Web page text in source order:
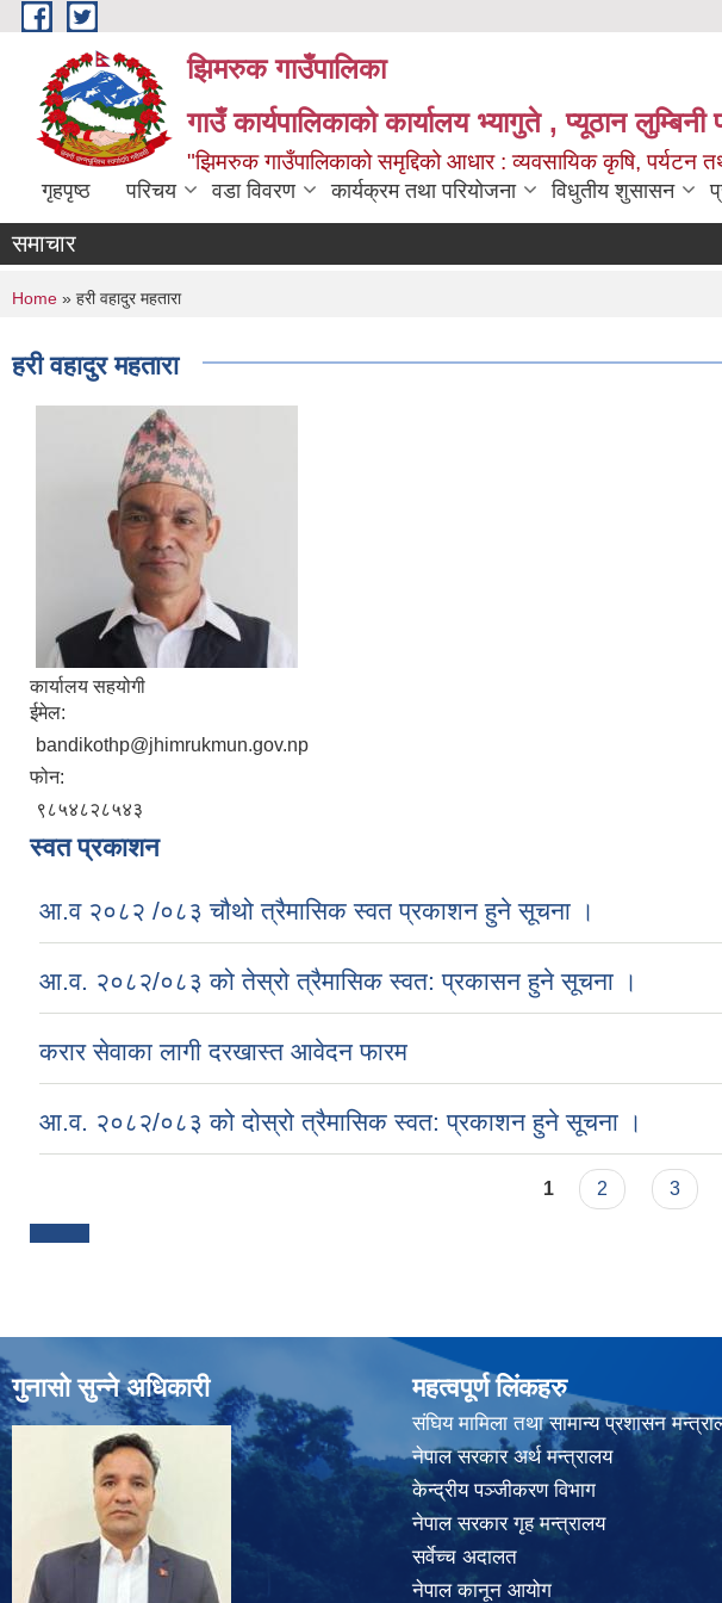
Skip to main content
झिमरुक गाउँपालिका
गाउँ कार्यपालिकाको कार्यालय भ्यागुते , प्यूठान
"झिमरुक गाउँपालिकाको समृद्दिको आधार : व्यवसायिक कृषि, पर्यटन
गृहपृष्ठ परिचय वडा विवरण कार्यक्रम तथा परियोजना विधुतीय शुसासन
समाचार
You are here
Home » हरी वहादुर महतारा
हरी वहादुर महतारा
कार्यालय सहयोगी
ईमेल:
bandikothp@jhimrukmun.gov.np
फोन:
९८५४८२८५४३
स्वत प्रकाशन
आ.व २०८२ /०८३ चौथो त्रैमासिक स्वत प्रकाशन हुने सूचना ।
आ.व. २०८२/०८३ को तेस्रो त्रैमासिक स्वत: प्रकासन हुने सूचना ।
करार सेवाका लागी दरखास्त आवेदन फारम
आ.व. २०८२/०८३ को दोस्रो त्रैमासिक स्वत: प्रकाशन हुने सूचना ।
1 2 3
गुनासो सुन्ने अधिकारी महत्वपूर्ण लिंकहरु
संघिय मामिला तथा सामान्य प्रशासन
नेपाल सरकार अर्थ मन्त्रालय
केन्द्रीय पञ्जीकरण विभाग
नेपाल सरकार गृह मन्त्रालय
सर्वेच्च अदालत
नेपाल कानून आयोग